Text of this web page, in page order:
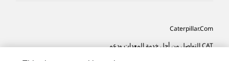
Caterpillar.com
CAT التواصل من أجل خدمة المعدات ودعم